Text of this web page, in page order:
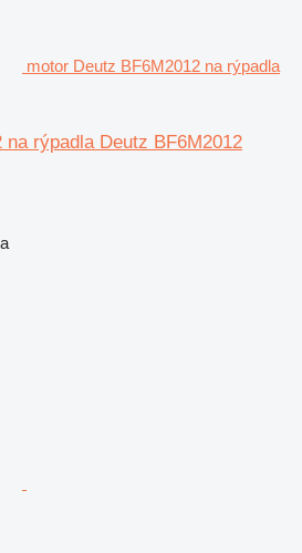
motor Deutz BF6M2012 na rýpadla
rýpadla Deutz BF6M2012